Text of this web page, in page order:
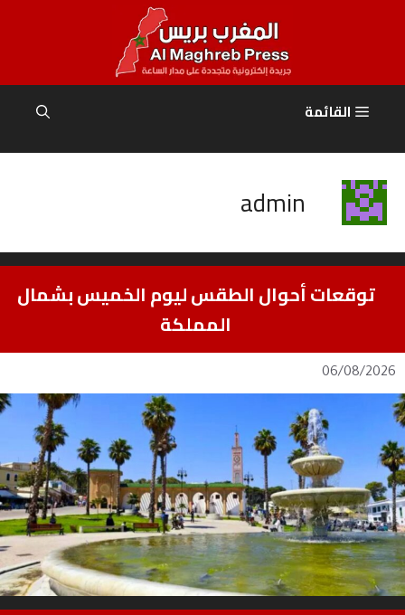
القائمة
admin
توقعات أحوال الطقس ليوم الخميس بشمال
المملكة
06/08/2026